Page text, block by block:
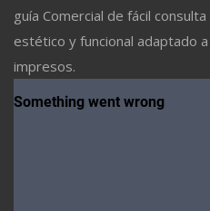
guía Comercial de fácil
estético y funcional adaptado
impresos.